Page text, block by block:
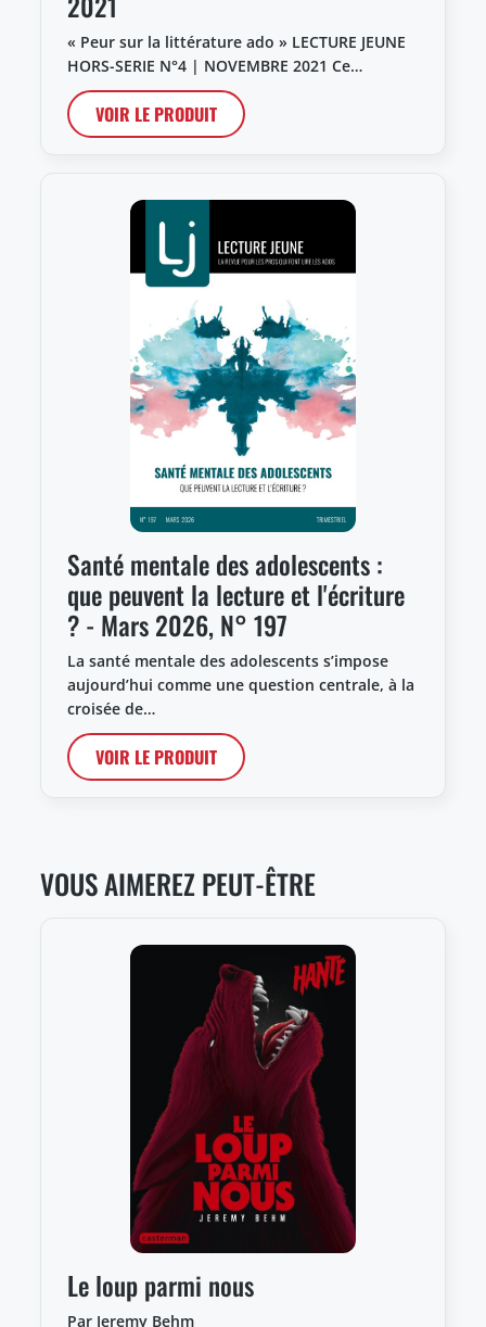
« Peur sur la littérature ado » LECTURE JEUNE
HORS-SERIE N°4 | NOVEMBRE 2021 Ce…
VOIR LE PRODUIT
Santé mentale des adolescents :
que peuvent la lecture et l'écriture
? - Mars 2026, N° 197
La santé mentale des adolescents s’impose
aujourd’hui comme une question centrale, à la
croisée de…
VOIR LE PRODUIT
VOUS AIMEREZ PEUT-ÊTRE
Le loup parmi nous
Par Jeremy Behm